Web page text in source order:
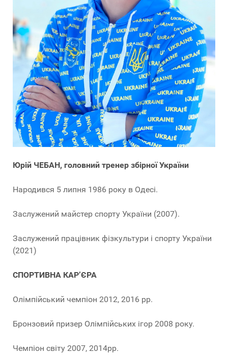
Юрій ЧЕБАН, головний тренер збірної України
Народився 5 липня 1986 року в Одесі.
Заслужений майстер спорту України (2007).
Заслужений працівник фізкультури і спорту України
(2021)
СПОРТИВНА КАР’ЄРА
Олімпійський чемпіон 2012, 2016 рр.
Бронзовий призер Олімпійських ігор 2008 року.
Чемпіон світу 2007, 2014рр.